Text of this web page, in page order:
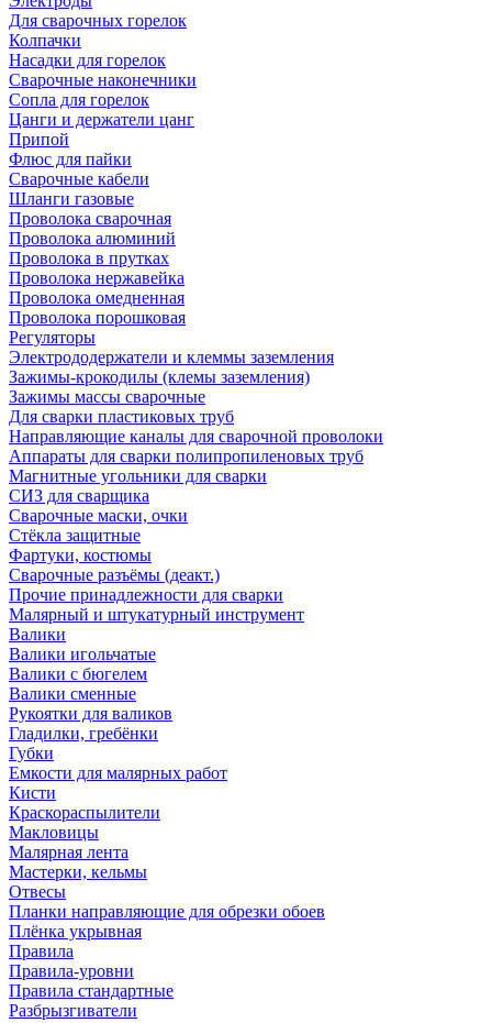
Для сварочных горелок
Колпачки
Насадки для горелок
Сварочные наконечники
Сопла для горелок
Цанги и держатели цанг
Припой
Флюс для пайки
Сварочные кабели
Шланги газовые
Проволока сварочная
Проволока алюминий
Проволока в прутках
Проволока нержавейка
Проволока омедненная
Проволока порошковая
Регуляторы
Электрододержатели и клеммы заземления
Зажимы-крокодилы (клемы заземления)
Зажимы массы сварочные
Для сварки пластиковых труб
Направляющие каналы для сварочной проволоки
Аппараты для сварки полипропиленовых труб
Магнитные угольники для сварки
СИЗ для сварщика
Сварочные маски, очки
Стёкла защитные
Фартуки, костюмы
Сварочные разъёмы (деакт.)
Прочие принадлежности для сварки
Малярный и штукатурный инструмент
Валики
Валики игольчатые
Валики с бюгелем
Валики сменные
Рукоятки для валиков
Гладилки, гребёнки
Губки
Емкости для малярных работ
Кисти
Краскораспылители
Макловицы
Малярная лента
Мастерки, кельмы
Отвесы
Планки направляющие для обрезки обоев
Плёнка укрывная
Правила
Правила-уровни
Правила стандартные
Разбрызгиватели